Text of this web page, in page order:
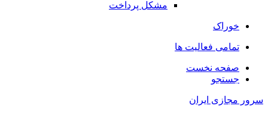
مشکل پرداخت
خوراک
تمامی فعالیت ها
صفحه نخست
جستجو
سرور مجازی ایران